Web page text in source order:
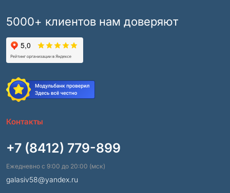
5000+ клиентов нам доверяют
Контакты
+7 (8412) 779-899
Ежедневно с 9:00 до 20:00 (мск)
galasiv58@yandex.ru